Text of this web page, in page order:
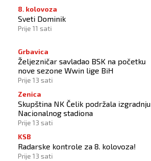
8. kolovoza
Sveti Dominik
Prije 11 sati
Grbavica
Željezničar savladao BSK na početku
nove sezone Wwin lige BiH
Prije 13 sati
Zenica
Skupština NK Čelik podržala izgradnju
Nacionalnog stadiona
Prije 13 sati
KSB
Radarske kontrole za 8. kolovoza!
Prije 13 sati